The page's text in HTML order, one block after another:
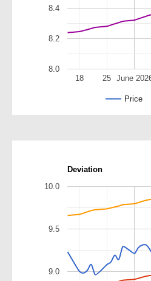
Price
June
18 25
8.0
8.2
8.4
Deviation
9.0
9.5
10.0